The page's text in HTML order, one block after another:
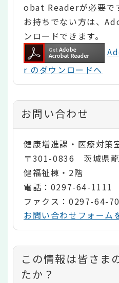
obat Readerが必要で
お持ちでない方は、
ンロードできます。
r のダウンロードへ
お問い合わせ
健康増進課・医療対策
〒301-0836 茨城県
健福祉棟・2階
電話：0297-64-1111
ファクス：0297-64-
お問い合わせフォーム
コ
ン
この情報は皆さま
たか？